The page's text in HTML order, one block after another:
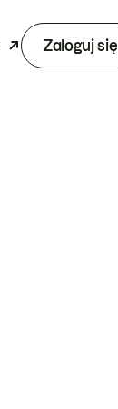
Zaloguj się